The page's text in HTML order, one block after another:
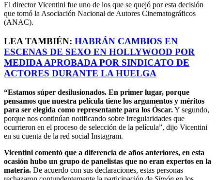
El director Vicentini fue uno de los que se quejó por esta decisión
que tomó la Asociación Nacional de Autores Cinematográficos
(ANAC).
LEA TAMBIÉN: HABRÁN CAMBIOS EN
ESCENAS DE SEXO EN HOLLYWOOD POR
MEDIDA APROBADA POR SINDICATO DE
ACTORES DURANTE LA HUELGA
“Estamos súper desilusionados. En primer lugar, porque
pensamos que nuestra película tiene los argumentos y méritos
para ser elegida como representante para los Óscar.Y segundo,
porque nos continúan notificando sobre irregularidades que
ocurrieron en el proceso de selección de la película”, dijo Vicentini
en su cuenta de la red social Instagram.
Vicentini comentó que a diferencia de años anteriores, en esta
ocasión hubo un grupo de panelistas que no eran expertos en la
materia. De acuerdo con sus declaraciones, estas personas